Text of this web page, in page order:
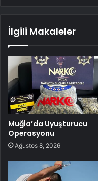
İlgili Makaleler
Muğla’da Uyuşturucu
Operasyonu
Ağustos 8, 2026